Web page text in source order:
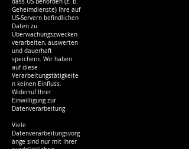
Geheimdienste) Ihre auf
US-Servern befindlichen
Daten zu
Überwachungszwecken
verarbeiten, auswerten
und dauerhaft
speichern. Wir haben
auf diese
Verarbeitungstätigkeite
n keinen Einfluss.
Widerruf Ihrer
Einwilligung zur
Datenverarbeitung
Viele
Datenverarbeitungsvorg
änge sind nur mit Ihrer